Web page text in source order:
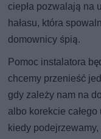
ciepła pozwalają na
hałasu, która
domownicy śpią.
Pomoc instalatora
chcemy przenieść
gdy zależy nam na
albo korekcie
kiedy